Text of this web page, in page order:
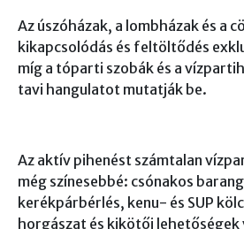
Az úszóházak, a lombházak és a
kikapcsolódás és feltöltődés
míg a tóparti szobák és a
tavi hangulatot mutatják be.
Az aktív pihenést számtalan
még színesebbé: csónakos
kerékpárbérlés, kenu- és SUP
horgászat és kikötői